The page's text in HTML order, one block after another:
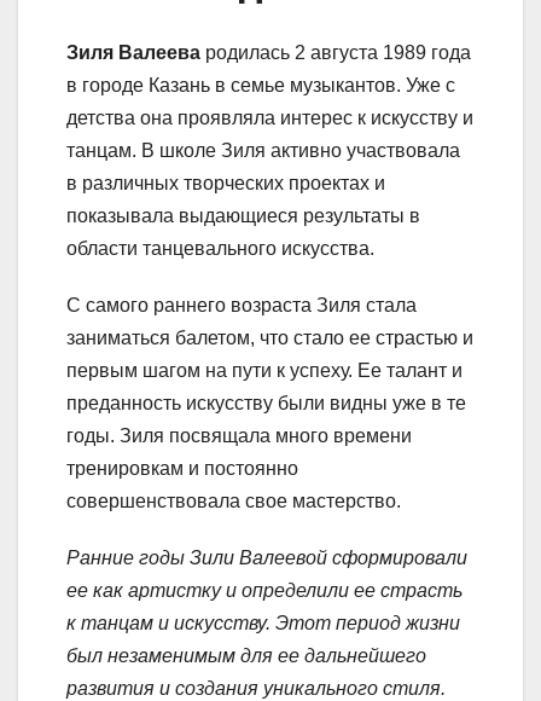
Зиля Валеева родилась 2 августа 1989 года
в городе Казань в семье музыкантов. Уже с
детства она проявляла интерес к искусству и
танцам. В школе Зиля активно участвовала
в различных творческих проектах и
показывала выдающиеся результаты в
области танцевального искусства.
С самого раннего возраста Зиля стала
заниматься балетом, что стало ее страстью и
первым шагом на пути к успеху. Ее талант и
преданность искусству были видны уже в те
годы. Зиля посвящала много времени
тренировкам и постоянно
совершенствовала свое мастерство.
Ранние годы Зили Валеевой сформировали
ее как артистку и определили ее страсть
к танцам и искусству. Этот период жизни
был незаменимым для ее дальнейшего
развития и создания уникального стиля.